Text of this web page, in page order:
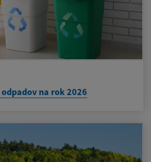
na rok 2026